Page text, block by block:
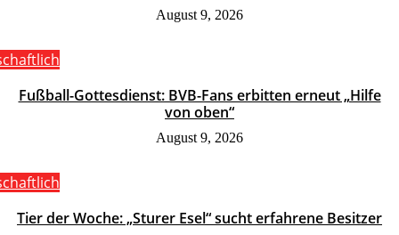
August 9, 2026
Fußball-Gottesdienst: BVB-Fans erbitten erneut „Hilfe
von oben“
August 9, 2026
Tier der Woche: „Sturer Esel“ sucht erfahrene Besitzer